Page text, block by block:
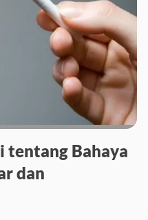
tentang Bahaya
dan